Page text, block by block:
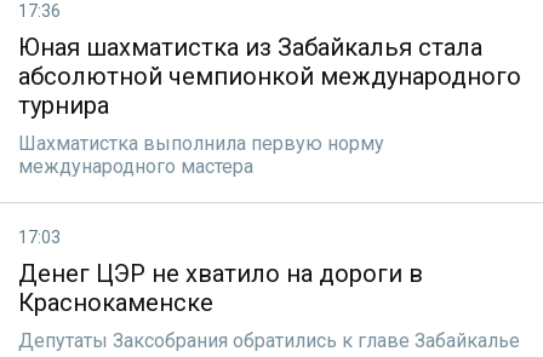
17:36
Юная шахматистка из Забайкалья стала
абсолютной чемпионкой международного
турнира
Шахматистка выполнила первую норму
международного мастера
17:03
Денег ЦЭР не хватило на дороги в
Краснокаменске
Депутаты Заксобрания обратились к главе Забайкалье